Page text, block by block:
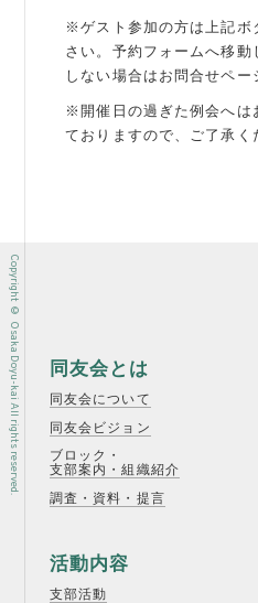
※ゲスト参加の方は上記ボ
さい。予約フォームへ移動
しない場合はお問合せペー
※開催日の過ぎた例会へは
ておりますので、ご了承く
同友会とは
同友会について
同友会ビジョン
ブロック・
支部案内・組織紹介
調査・資料・提言
活動内容
支部活動
Copyright © Osaka Doyu-kai All rights reserved.